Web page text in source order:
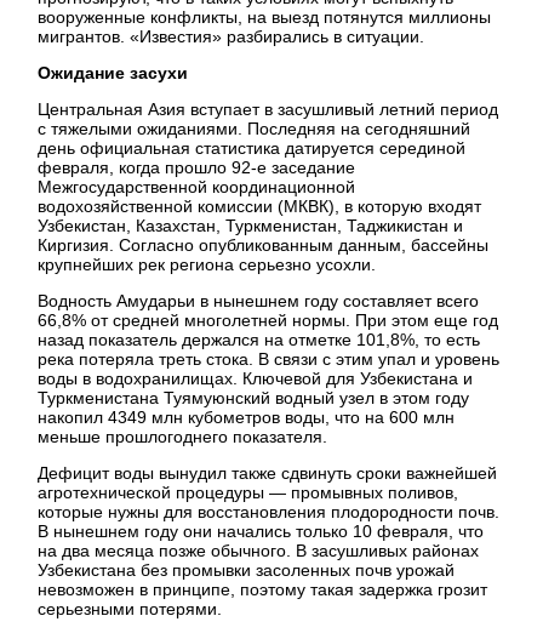
вооруженные конфликты, на выезд потянутся миллионы
мигрантов. «Известия» разбирались в ситуации.
Ожидание засухи
Центральная Азия вступает в засушливый летний период
с тяжелыми ожиданиями. Последняя на сегодняшний
день официальная статистика датируется серединой
февраля, когда прошло 92-е заседание
Межгосударственной координационной
водохозяйственной комиссии (МКВК), в которую входят
Узбекистан, Казахстан, Туркменистан, Таджикистан и
Киргизия. Согласно опубликованным данным, бассейны
крупнейших рек региона серьезно усохли.
Водность Амударьи в нынешнем году составляет всего
66,8% от средней многолетней нормы. При этом еще год
назад показатель держался на отметке 101,8%, то есть
река потеряла треть стока. В связи с этим упал и уровень
воды в водохранилищах. Ключевой для Узбекистана и
Туркменистана Туямуюнский водный узел в этом году
накопил 4349 млн кубометров воды, что на 600 млн
меньше прошлогоднего показателя.
Дефицит воды вынудил также сдвинуть сроки важнейшей
агротехнической процедуры — промывных поливов,
которые нужны для восстановления плодородности почв.
В нынешнем году они начались только 10 февраля, что
на два месяца позже обычного. В засушливых районах
Узбекистана без промывки засоленных почв урожай
невозможен в принципе, поэтому такая задержка грозит
серьезными потерями.